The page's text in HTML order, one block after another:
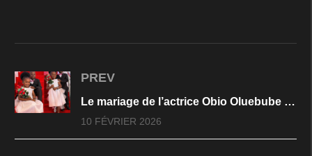
PREV
Le mariage de l’actrice Obio Oluebube ? Découvrez toute la vérité sur cette histoire
10 FÉVRIER 2026